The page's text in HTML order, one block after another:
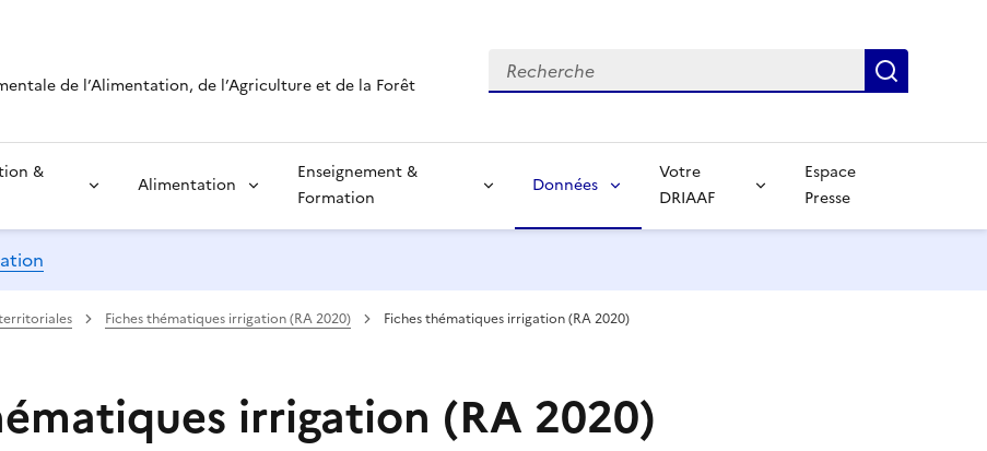
de l’Alimentation, de l’Agriculture et de la Forêt
Recherche
&
Alimentation
Enseignement &
Formation
Données
Votre
DRIAAF
Espace
Presse
Fiches thématiques irrigation (RA 2020) Fiches thématiques irrigation (RA 2020)
irrigation (RA 2020)